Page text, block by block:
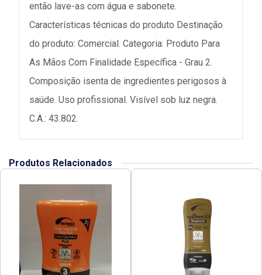
então lave-as com água e sabonete.
Características técnicas do produto Destinação
do produto: Comercial. Categoria: Produto Para
As Mãos Com Finalidade Específica - Grau 2.
Composição isenta de ingredientes perigosos à
saúde. Uso profissional. Visível sob luz negra.
C.A.: 43.802.
Produtos Relacionados